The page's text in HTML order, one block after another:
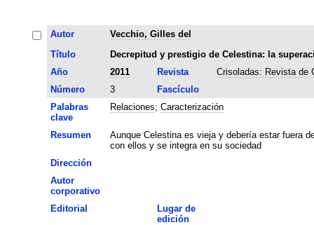
Autor
Vecchio, Gilles del
Título
Decrepitud y prestigio de Celestina: la
Año
2011 Revista
Crisoladas: Revista de
Número
3
Fascículo
Palabras
clave
Relaciones; Caracterización
Resumen
Aunque Celestina es vieja y debería estar fuera
con ellos y se integra en su sociedad
Dirección
Autor
corporativo
Editorial
Lugar de
edición